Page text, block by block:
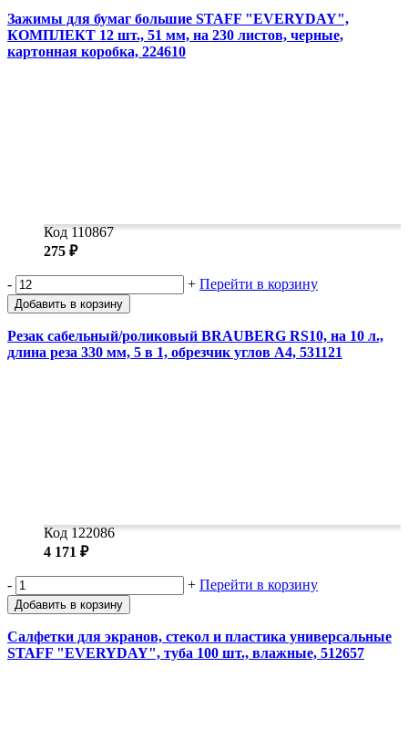
Зажимы для бумаг большие STAFF "EVERYDAY",
КОМПЛЕКТ 12 шт., 51 мм, на 230 листов, черные,
картонная коробка, 224610
Код 110867
275 ₽
- + Перейти в корзину
Добавить в корзину
Резак сабельный/роликовый BRAUBERG RS10, на 10 л.,
длина реза 330 мм, 5 в 1, обрезчик углов А4, 531121
Код 122086
4 171 ₽
- + Перейти в корзину
Добавить в корзину
Салфетки для экранов, стекол и пластика универсальные
STAFF "EVERYDAY", туба 100 шт., влажные, 512657